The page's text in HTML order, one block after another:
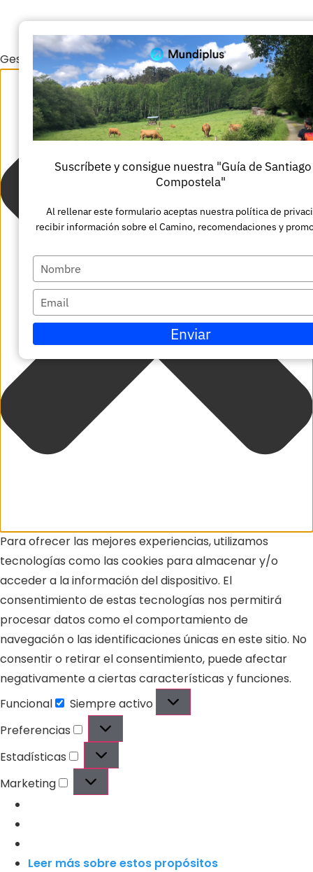
Gestionar el consentimiento de las cookies
Para ofrecer las mejores experiencias, utilizamos
tecnologías como las cookies para almacenar y/o
acceder a la información del dispositivo. El
consentimiento de estas tecnologías nos permitirá
procesar datos como el comportamiento de
navegación o las identificaciones únicas en este sitio. No
consentir o retirar el consentimiento, puede afectar
negativamente a ciertas características y funciones.
Funcional
Siempre activo
Preferencias
Estadísticas
Marketing
Leer más sobre estos propósitos
Suscríbete y consigue nuestra "Guía de
Compostela"
Al rellenar este formulario aceptas nuestra política de
recibir información sobre el Camino, recomendaciones y
Escriba
su
nombre
Escriba
su
correo
electrónico
Enviar